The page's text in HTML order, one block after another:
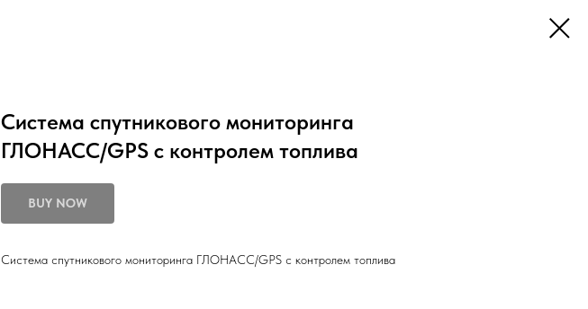
Система спутникового мониторинга
ГЛОНАСС/GPS с контролем топлива
BUY NOW
Система спутникового мониторинга ГЛОНАСС/GPS с контролем топлива